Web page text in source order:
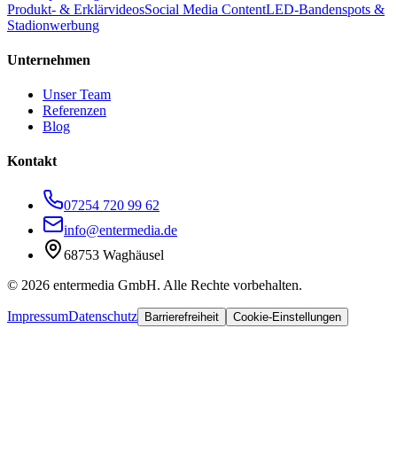
Produkt- & ErklärvideosSocial Media ContentLED-Bandenspots &
Stadionwerbung
Unternehmen
Unser Team
Referenzen
Blog
Kontakt
07254 720 99 62
info@entermedia.de
68753 Waghäusel
© 2026 entermedia GmbH. Alle Rechte vorbehalten.
ImpressumDatenschutz Barrierefreiheit Cookie-Einstellungen